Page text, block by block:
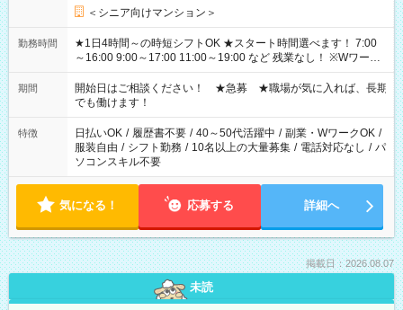
＜シニア向けマンション＞
勤務時間
★1日4時間～の時短シフトOK ★スタート時間選べます！ 7:00
～16:00 9:00～17:00 11:00～19:00 など 残業なし！ ※Wワーク
の場合、他のお仕事と合わせ週40時間超の就業はご案内できま
せん ※法令に基づき、週20時間以上勤務は社会保険への加入対
象となります ※労働者派遣法（日雇い派遣の原則禁止）によ
り、短時間・短期間の就業はご案内が難しい場合があります
期間
開始日はご相談ください！ ★急募 ★職場が気に入れば、長期
でも働けます！
特徴 日払いOK / 履歴書不要 / 40～50代活躍中 / 副業・WワークOK /
服装自由 / シフト勤務 / 10名以上の大量募集 / 電話対応なし / パ
ソコンスキル不要
気になる！ 応募する 詳細へ
掲載日：2026.08.07
未読